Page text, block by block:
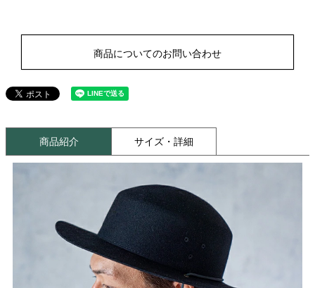
商品についてのお問い合わせ
商品紹介 サイズ・詳細